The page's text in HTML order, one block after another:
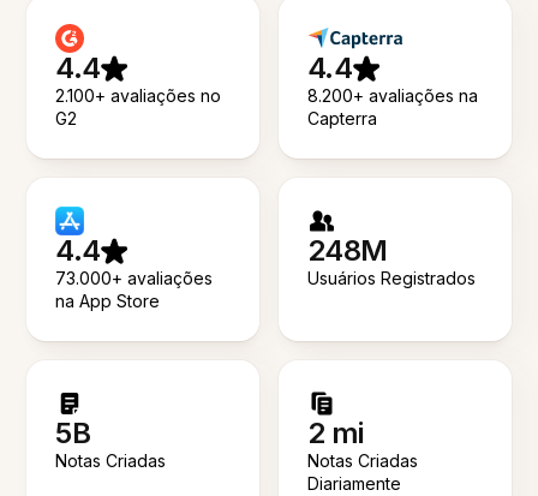
4.4
2.100+ avaliações no
G2
4.4
8.200+ avaliações na
Capterra
4.4
73.000+ avaliações
na App Store
248M
Usuários Registrados
5B
Notas Criadas
2 mi
Notas Criadas
Diariamente